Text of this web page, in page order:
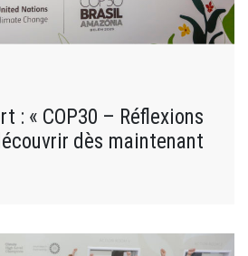
: « COP30 – Réflexions
dès maintenant